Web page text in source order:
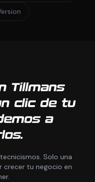
Tillmans
clic de tu
a
Solo una
crecer tu negocio en